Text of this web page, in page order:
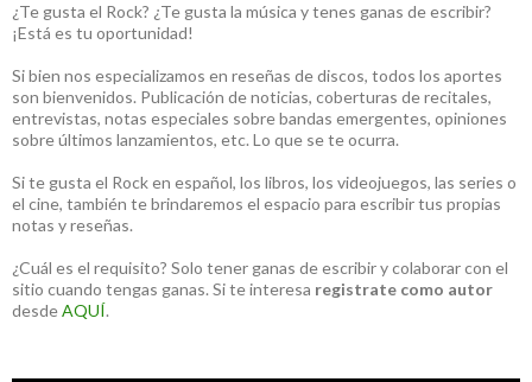
¿Te gusta el Rock? ¿Te gusta la música y tenes ganas de escribir?
¡Está es tu oportunidad!
Si bien nos especializamos en reseñas de discos, todos los aportes
son bienvenidos. Publicación de noticias, coberturas de recitales,
entrevistas, notas especiales sobre bandas emergentes, opiniones
sobre últimos lanzamientos, etc. Lo que se te ocurra.
Si te gusta el Rock en español, los libros, los videojuegos, las series o
el cine, también te brindaremos el espacio para escribir tus propias
notas y reseñas.
¿Cuál es el requisito? Solo tener ganas de escribir y colaborar con el
sitio cuando tengas ganas. Si te interesa registrate como autor
desdeAQUÍ.